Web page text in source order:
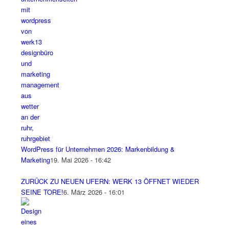
WordPress für Unternehmen 2026: Markenbildung &
Marketing19. Mai 2026 - 16:42
ZURÜCK ZU NEUEN UFERN: WERK 13 ÖFFNET WIEDER
SEINE TORE!6. März 2026 - 16:01